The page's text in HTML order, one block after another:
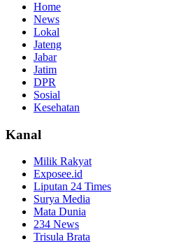
Home
News
Lokal
Jateng
Jabar
Jatim
DPR
Sosial
Kesehatan
Kanal
Milik Rakyat
Exposee.id
Liputan 24 Times
Surya Media
Mata Dunia
234 News
Trisula Brata